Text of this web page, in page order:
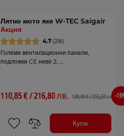
Лятно мото яке W-TEC Saigair
Акция
4.7 (28)
Големи вентилационни панели,
подложки CE ниво 2, …
110,85 € / 216,80 лв. 130,40 € / 255,04 лв. -
Купи